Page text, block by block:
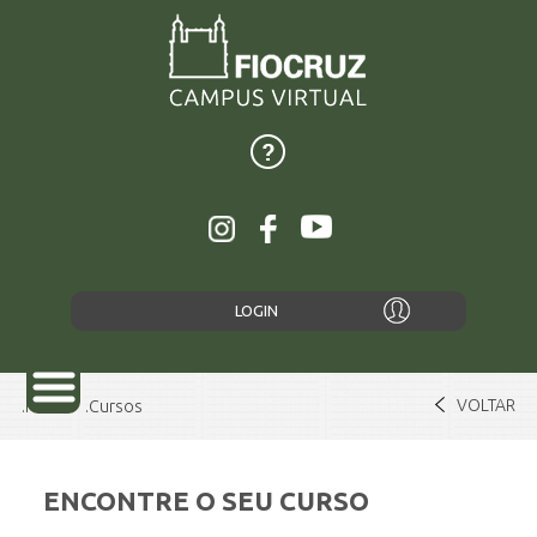
LOGIN
SOBRE
Home Cursos VOLTAR
ENCONTRE O SEU CURSO